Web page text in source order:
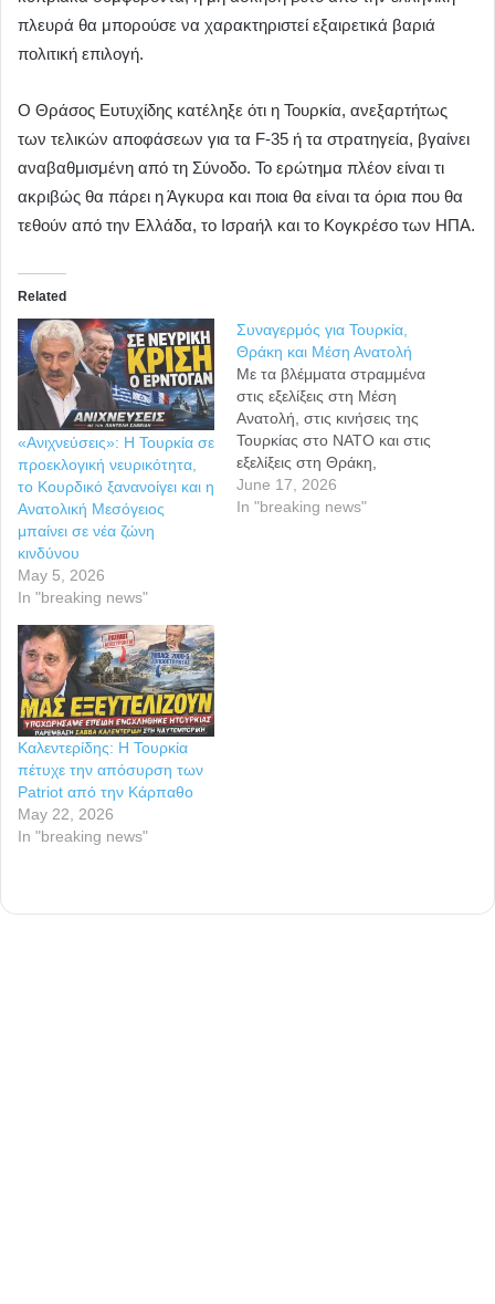
πλευρά θα μπορούσε να χαρακτηριστεί εξαιρετικά βαριά
πολιτική επιλογή.
Ο Θράσος Ευτυχίδης κατέληξε ότι η Τουρκία, ανεξαρτήτως
των τελικών αποφάσεων για τα F-35 ή τα στρατηγεία, βγαίνει
αναβαθμισμένη από τη Σύνοδο. Το ερώτημα πλέον είναι τι
ακριβώς θα πάρει η Άγκυρα και ποια θα είναι τα όρια που θα
τεθούν από την Ελλάδα, το Ισραήλ και το Κογκρέσο των ΗΠΑ.
Related
«Ανιχνεύσεις»: Η Τουρκία σε
προεκλογική νευρικότητα,
το Κουρδικό ξανανοίγει και η
Ανατολική Μεσόγειος
μπαίνει σε νέα ζώνη
κινδύνου
May 5, 2026
In "breaking news"
Συναγερμός για Τουρκία,
Θράκη και Μέση Ανατολή
Με τα βλέμματα στραμμένα
στις εξελίξεις στη Μέση
Ανατολή, στις κινήσεις της
Τουρκίας στο ΝΑΤΟ και στις
εξελίξεις στη Θράκη,
πραγματοποιήθηκε η νέα
εκπομπή «Ανιχνεύσεις» του
June 17, 2026
In "breaking news"
Καλεντερίδης: Η Τουρκία
πέτυχε την απόσυρση των
Patriot από την Κάρπαθο
May 22, 2026
In "breaking news"